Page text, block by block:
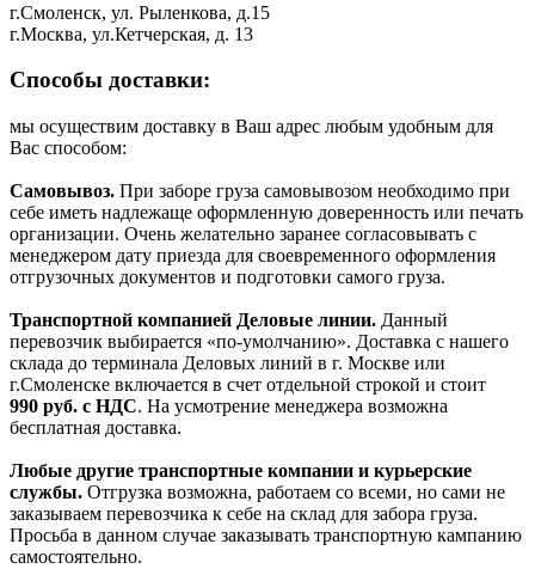
г.Смоленск, ул. Рыленкова, д.15
г.Москва, ул.Кетчерская, д. 13
Способы доставки:
мы осуществим доставку в Ваш адрес любым удобным для
Вас способом:
Самовывоз. При заборе груза самовывозом необходимо при
себе иметь надлежаще оформленную доверенность или печать
организации. Очень желательно заранее согласовывать с
менеджером дату приезда для своевременного оформления
отгрузочных документов и подготовки самого груза.
Транспортной компанией Деловые линии. Данный
перевозчик выбирается «по-умолчанию». Доставка с нашего
склада до терминала Деловых линий в г. Москве или
г.Смоленске включается в счет отдельной строкой и стоит
990 руб. с НДС. На усмотрение менеджера возможна
бесплатная доставка.
Любые другие транспортные компании и курьерские
службы. Отгрузка возможна, работаем со всеми, но сами не
заказываем перевозчика к себе на склад для забора груза.
Просьба в данном случае заказывать транспортную кампанию
самостоятельно.